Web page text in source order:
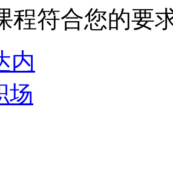
程符合您的要